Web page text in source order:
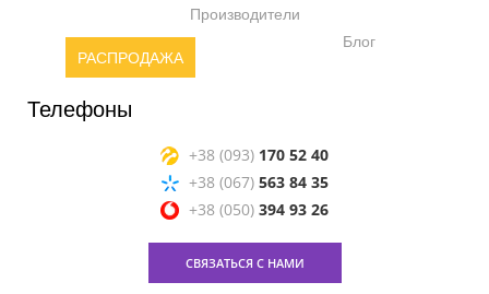
Производители
РАСПРОДАЖА
Блог
Телефоны
+38 (093) 170 52 40
+38 (067) 563 84 35
+38 (050) 394 93 26
СВЯЗАТЬСЯ С НАМИ